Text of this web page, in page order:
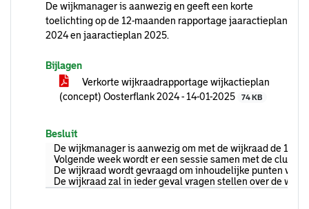
De wijkmanager is aanwezig en geeft een korte
toelichting op de 12-maanden rapportage jaaractieplan
2024 en jaaractieplan 2025.
Bijlagen
Verkorte wijkraadrapportage wijkactieplan
(concept) Oosterflank 2024 - 14-01-2025
74 KB
Besluit
De wijkmanager is aanwezig om met de wijkraad de 12-
Volgende week wordt er een sessie samen met de
De wijkraad wordt gevraagd om inhoudelijke punten voor
De wijkraad zal in ieder geval vragen stellen over de